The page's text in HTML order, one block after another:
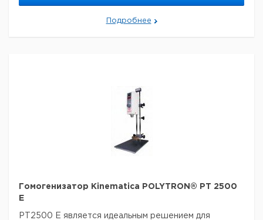
Области применения:
(диспергированин и приготовление эмульсий)
- Подготовка образцов для последующего
- Диспергирование наименьшего количества
растительной, животной или человеческой ткани
Технические характеристики
Рабочий объем: от 0,05 до 250 мл
Потребляемая мощность привода: 100 Вт
Диспергирующий агрегат: диам. 3, 5, 7 и 12 мм и диам.
20 мм X EC-E116 агрегат
Размеры привода (Д х Ш х В): 220 х 44 х 55 мм
Вес привода: 440 г
Подробнее
Гомогенизатор Kinematica POLYTRON® PT 2500
E
PT2500 Е является идеальным решением для